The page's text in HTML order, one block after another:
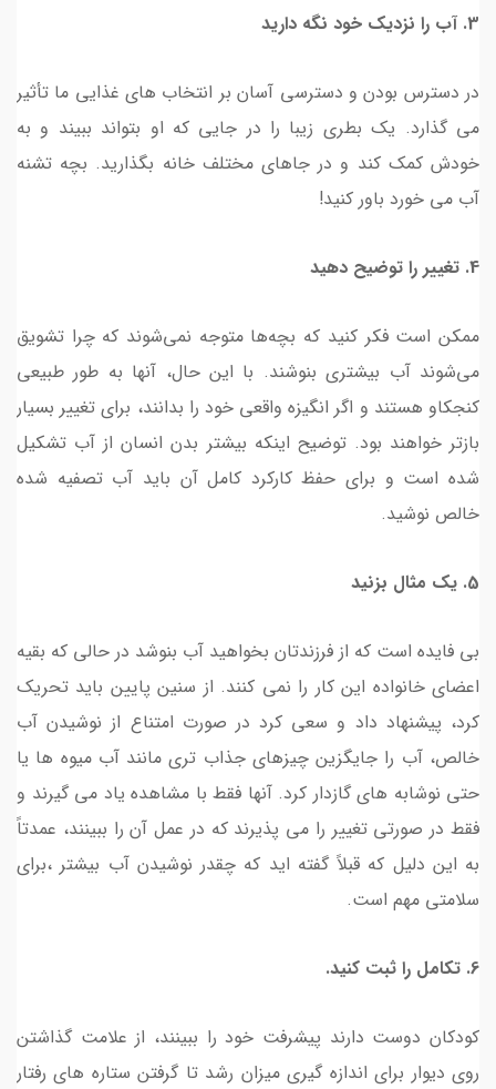
3. آب را نزدیک خود نگه دارید
در دسترس بودن و دسترسی آسان بر انتخاب های غذایی ما تأثیر
می گذارد. یک بطری زیبا را در جایی که او بتواند ببیند و به
خودش کمک کند و در جاهای مختلف خانه بگذارید. بچه تشنه
آب می خورد باور کنید!
4. تغییر را توضیح دهید
ممکن است فکر کنید که بچه‌ها متوجه نمی‌شوند که چرا تشویق
می‌شوند آب بیشتری بنوشند. با این حال، آنها به طور طبیعی
کنجکاو هستند و اگر انگیزه واقعی خود را بدانند، برای تغییر بسیار
بازتر خواهند بود. توضيح اينكه بيشتر بدن انسان از آب تشكيل
شده است و براي حفظ كاركرد كامل آن بايد آب تصفیه شده
خالص نوشيد.
5. یک مثال بزنید
بی فایده است که از فرزندتان بخواهید آب بنوشد در حالی که بقیه
اعضای خانواده این کار را نمی کنند. از سنین پایین باید تحریک
کرد، پیشنهاد داد و سعی کرد در صورت امتناع از نوشیدن آب
خالص، آب را جایگزین چیزهای جذاب تری مانند آب میوه ها یا
حتی نوشابه های گازدار کرد. آنها فقط با مشاهده یاد می گیرند و
فقط در صورتی تغییر را می پذیرند که در عمل آن را ببینند، عمدتاً
به این دلیل که قبلاً گفته اید که چقدر نوشیدن آب بیشتر ،برای
سلامتی مهم است.
6. تکامل را ثبت کنید.
کودکان دوست دارند پیشرفت خود را ببینند، از علامت گذاشتن
روی دیوار برای اندازه گیری میزان رشد تا گرفتن ستاره های رفتار